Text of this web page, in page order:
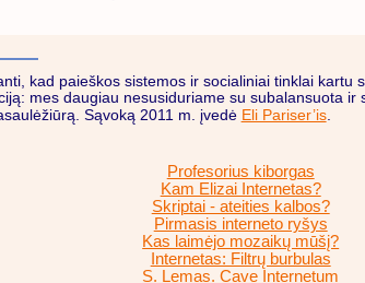
kad paieškos sistemos ir socialiniai tinklai kartu
mes daugiau nesusiduriame su subalansuota
Sąvoką 2011 m. įvedė Eli Pariser’is.
Profesorius kiborgas
Kam Elizai Internetas?
Skriptai - ateities kalbos?
Pirmasis interneto ryšys
Kas laimėjo mozaikų mūšį?
Internetas: Filtrų burbulas
S. Lemas. Cave Internetum